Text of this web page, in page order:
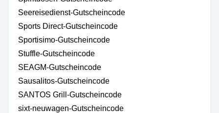
Seereisedienst-Gutscheincode
Sports Direct-Gutscheincode
Sportisimo-Gutscheincode
Stuffle-Gutscheincode
SEAGM-Gutscheincode
Sausalitos-Gutscheincode
SANTOS Grill-Gutscheincode
sixt-neuwagen-Gutscheincode